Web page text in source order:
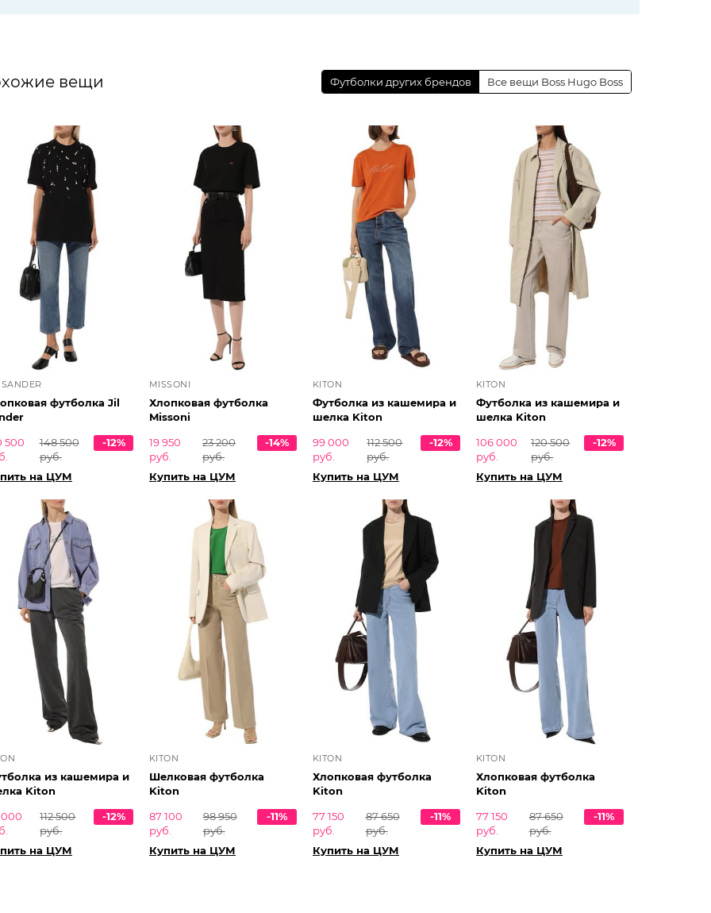
вещи Футболки других брендов Все вещи Boss Hugo Boss
футболка Jil
500
148 500
руб.
-12%
на ЦУМ
MISSONI
Хлопковая футболка
Missoni
19 950
руб.
23 200
руб.
-14%
Купить на ЦУМ
KITON
Футболка из кашемира и
шелка Kiton
99 000
руб.
112 500
руб.
-12%
Купить на ЦУМ
KITON
Футболка из кашемира и
шелка Kiton
106 000
руб.
120 500
руб.
-12%
Купить на ЦУМ
из кашемира и
Kiton
112 500
руб.
-12%
на ЦУМ
KITON
Шелковая футболка
Kiton
87 100
руб.
98 950
руб.
-11%
Купить на ЦУМ
KITON
Хлопковая футболка
Kiton
77 150
руб.
87 650
руб.
-11%
Купить на ЦУМ
KITON
Хлопковая футболка
Kiton
77 150
руб.
87 650
руб.
-11%
Купить на ЦУМ